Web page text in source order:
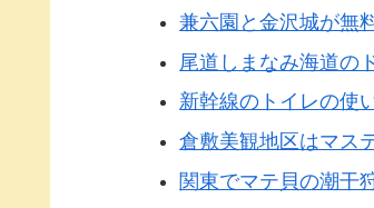
兼六園と金沢城が無
尾道しまなみ海道の
新幹線のトイレの使
倉敷美観地区はマス
関東でマテ貝の潮干